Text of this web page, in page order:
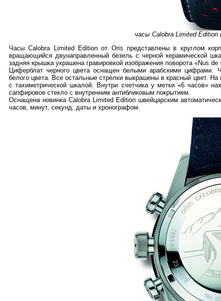
часы Calobra Limited
Часы Calobra Limited Edition от Oris представлены в круглом
вращающийся двунаправленный безель с черной керамической
задняя крышка украшена гравировкой изображения поворота «Nus
Циферблат черного цвета оснащен белыми арабскими цифрами.
белого цвета. Все остальные стрелки выкрашены в красный цвет.
с тахиметрической шкалой. Внутри счетчика у метки «6 часов»
сапфировое стекло с внутренним антибликовым покрытием.
Оснащена новинка Calobra Limited Edition швейцарским
часов, минут, секунд, даты и хронографом.